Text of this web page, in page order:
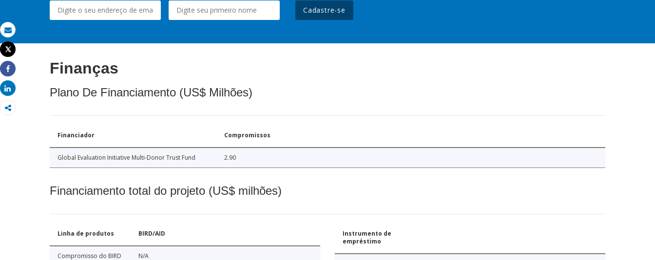
Email
Imprimir
Tweet
Share
Share
Cadastre-se
Finanças
Plano De Financiamento (US$ Milhões)
Financiador Compromissos
Global Evaluation Initiative Multi-Donor Trust Fund 2.90
Financiamento total do projeto (US$ milhões)
Linha de produtos BIRD/AID
Compromisso do BIRD N/A
Instrumento de
empréstimo